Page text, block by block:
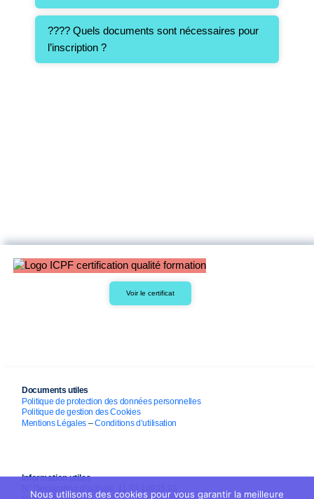
???? Quels documents sont nécessaires pour
l’inscription ?
Voir le certificat
Documents utiles
Politique de protection des données personnelles
Politique de gestion des Cookies
Mentions Légales –Conditions d’utilisation
Information utiles
N° Déclaration d’activité: 11 93 10935 93
Nous utilisons des cookies pour vous garantir la meilleure